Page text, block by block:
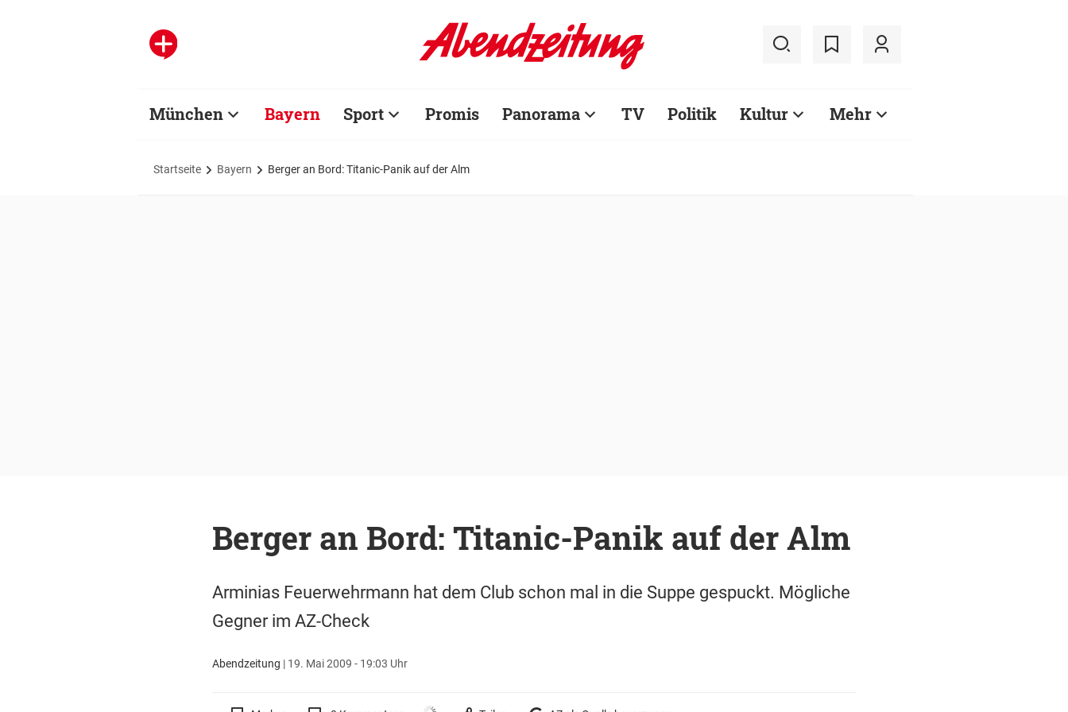
München Bayern Sport Promis Panorama TV Politik Kultur Mehr
Startseite Bayern Berger an Bord: Titanic-Panik auf der Alm
Berger an Bord: Titanic-Panik auf der Alm
Arminias Feuerwehrmann hat dem Club schon mal in die Suppe gespuckt. Mögliche
Gegner im AZ-Check
Abendzeitung | 19. Mai 2009 - 19:03 Uhr